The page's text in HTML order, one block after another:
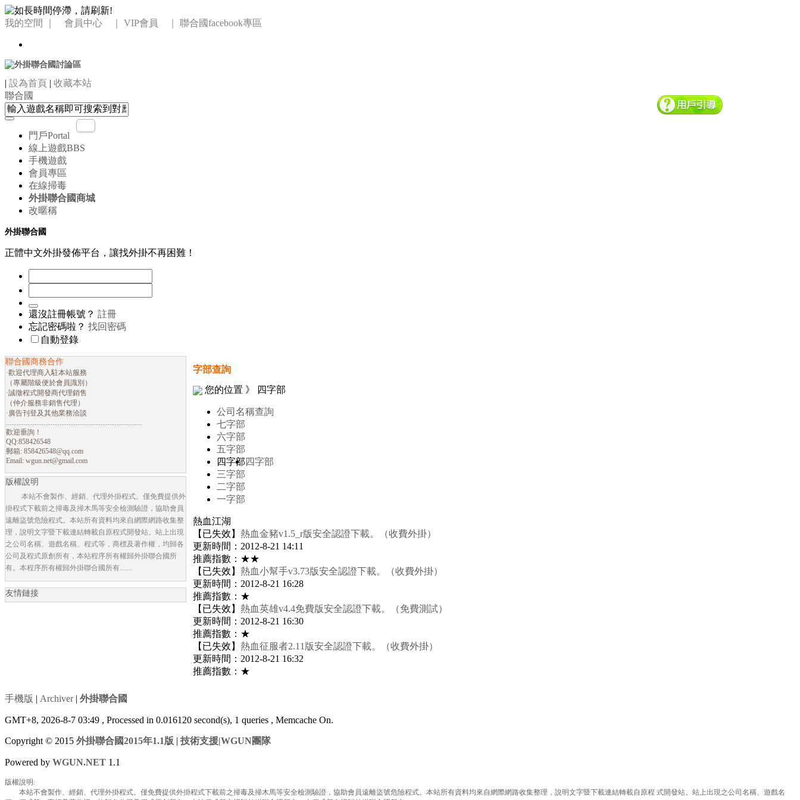
我的空間 ｜ 會員中心 ｜ VIP會員 ｜ 聯合國facebook專區
| 設為首頁 | 收藏本站
聯合國
門戶Portal
線上遊戲BBS
手機遊戲
會員專區
在線掃毒
外掛聯合國商城
改暱稱
外掛聯合國
正體中文外掛發佈平台，讓找外掛不再困難！
還沒註冊帳號？ 註冊
忘記密碼啦？ 找回密碼
自動登錄
聯合國商務合作
·歡迎代理商入駐本站服務
（專屬階級便於會員識別）
·誠徵程式開發商代理銷售
（仲介服務非銷售代理）
·廣告刊登及其他業務洽談
歡迎垂詢！
QQ:858426548
郵箱: 858426548@qq.com
Email: wgun.net@gmail.com
版權說明
本站不會製作、經銷、代理外掛程式。僅免費提供外
掛程式下載前之掃毒及掃木馬等安全檢測驗證，協助會員
遠離盜號危險程式。本站所有資料均來自網際網路收集整
理，說明文字暨下載連結轉載自原程式開發站。站上出現
之公司名稱、遊戲名稱、程式等，商標及著作權，均歸各
公司及程式原創所有，本站程序所有權歸外掛聯合國所
有。本程序所有權歸外掛聯合國所有.......
友情鏈接
字部查詢
您的位置 》 四字部
公司名稱查詢
七字部
六字部
五字部
四字部 四字部
三字部
二字部
一字部
熱血江湖
【已失效】熱血金豬v1.5_r版安全認證下載。（收費外掛）
更新時間：2012-8-21 14:11
推薦指數：★★
【已失效】熱血小幫手v3.73版安全認證下載。（收費外掛）
更新時間：2012-8-21 16:28
推薦指數：★
【已失效】熱血英雄v4.4免費版安全認證下載。（免費測試）
更新時間：2012-8-21 16:30
推薦指數：★
【已失效】熱血征服者2.11版安全認證下載。（收費外掛）
更新時間：2012-8-21 16:32
推薦指數：★
手機版 | Archiver| 外掛聯合國
GMT+8, 2026-8-7 03:49 , Processed in 0.016120 second(s), 1 queries , Memcache On.
Copyright © 2015 外掛聯合國2015年1.1版 | 技術支援|WGUN團隊
Powered by WGUN.NET 1.1
版權說明:
本站不會製作、經銷、代理外掛程式。僅免費提供外掛程式下載前之掃毒及掃木馬等安全檢測驗證，協助會員遠離盜號危險程式。本站所有資料均來自網際網路收集整理，說明文字暨下載連結轉載自原程 式開發站。站上出現之公司名稱、遊戲名